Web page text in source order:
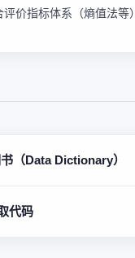
价指标体系（熵值法等）
（Data Dictionary）
代码